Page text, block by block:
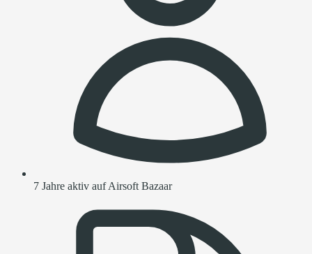
7 Jahre aktiv auf Airsoft Bazaar